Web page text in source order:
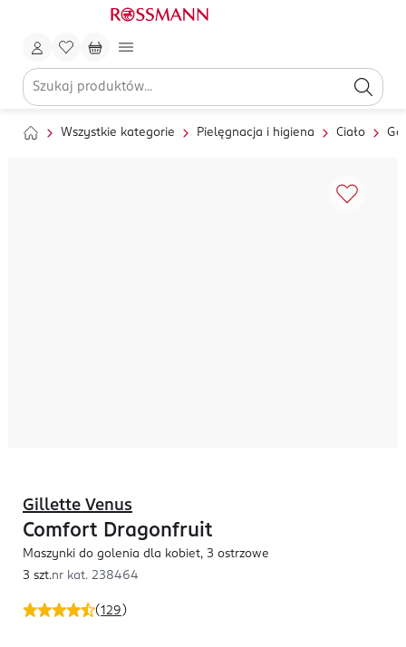
Wszystkie kategorie Pielęgnacja i higiena Ciało
(129 )
Gillette Venus
Comfort Dragonfruit
Maszynki do golenia dla kobiet, 3 ostrzowe
3 szt.nr kat. 238464